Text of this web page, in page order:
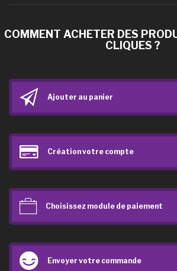
COMMENT ACHETER DES
CLIQUES ?
Ajouter au panier
Création votre compte
Choisissez module de paiement
Envoyer votre commande